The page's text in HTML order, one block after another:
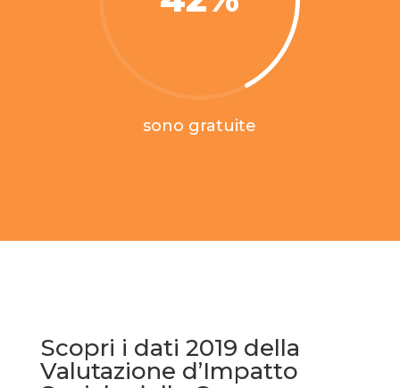
sono gratuite
Scopri i dati 2019 della
Valutazione d’Impatto